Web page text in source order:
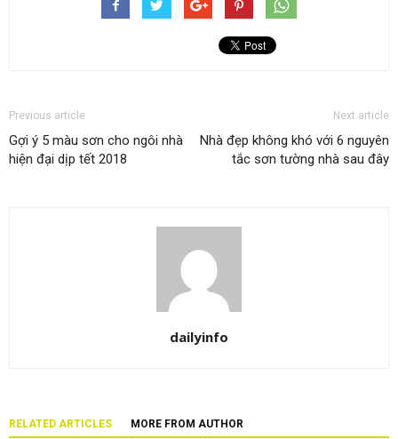
Previous article
Gợi ý 5 màu sơn cho ngôi nhà
hiện đại dịp tết 2018
Next article
Nhà đẹp không khó với 6 nguyên
tắc sơn tường nhà sau đây
dailyinfo
RELATED ARTICLES MORE FROM AUTHOR